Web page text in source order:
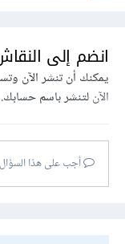
انضم إلى
يمكنك أن تنشر الآن
الآنلتنشر باسم حسابك.
أجب على هذا